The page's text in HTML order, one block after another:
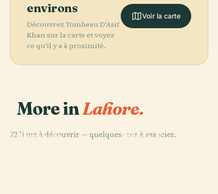
environs
Découvrez Tombeau D'Asif
Khan sur la carte et voyez
ce qu'il y a à proximité.
Voir la carte
More inLahore.
72 lieux à découvrir — quelques-uns à associer.
Mosquée
Minar-E-
PLACE PLACE